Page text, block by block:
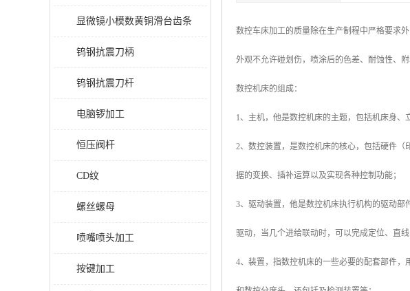
显微镜小模数黄铜滑台齿条
钨钢抗震刀柄
钨钢抗震刀杆
电脑锣加工
恒压阀杆
CD纹
螺丝螺母
喷嘴喷头加工
按键加工
数控车床加工的质量除在生产制程中严格要求
外观不允许碰划伤，喷涂后的色差、耐蚀性、附
数控机床的组成：
1、主机，他是数控机床的主题，包括机床身、
2、数控装置，是数控机床的核心，包括硬件
据的变换、插补运算以及实现各种控制功能；
3、驱动装置，他是数控机床执行机构的驱动
驱动，当几个进给联动时，可以完成定位、直
4、装置，指数控机床的一些必要的配套部件